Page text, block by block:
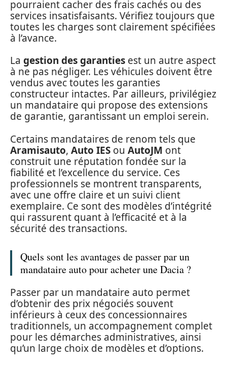
pourraient cacher des frais cachés ou des
services insatisfaisants. Vérifiez toujours que
toutes les charges sont clairement spécifiées
à l’avance.
La gestion des garanties est un autre aspect
à ne pas négliger. Les véhicules doivent être
vendus avec toutes les garanties
constructeur intactes. Par ailleurs, privilégiez
un mandataire qui propose des extensions
de garantie, garantissant un emploi serein.
Certains mandataires de renom tels que
Aramisauto, Auto IES ou AutoJM ont
construit une réputation fondée sur la
fiabilité et l’excellence du service. Ces
professionnels se montrent transparents,
avec une offre claire et un suivi client
exemplaire. Ce sont des modèles d’intégrité
qui rassurent quant à l’efficacité et à la
sécurité des transactions.
Quels sont les avantages de passer par un
mandataire auto pour acheter une Dacia ?
Passer par un mandataire auto permet
d’obtenir des prix négociés souvent
inférieurs à ceux des concessionnaires
traditionnels, un accompagnement complet
pour les démarches administratives, ainsi
qu’un large choix de modèles et d’options.